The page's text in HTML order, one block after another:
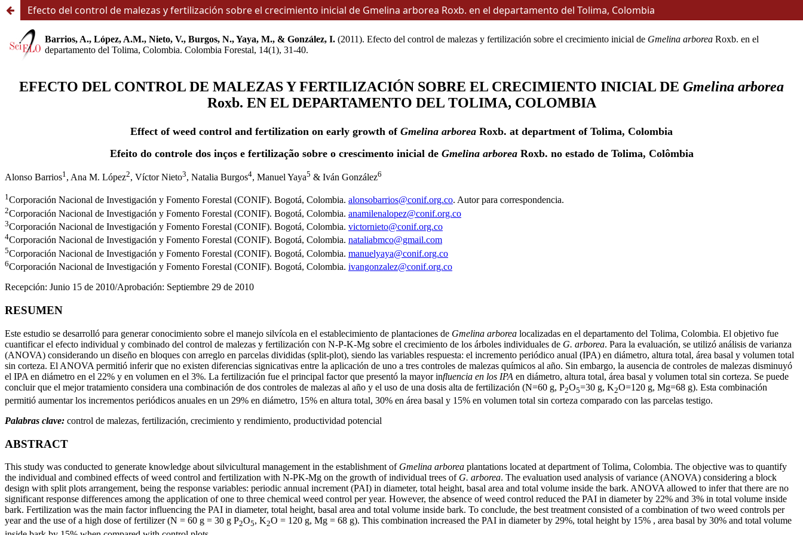
Efecto del control de malezas y fertilización sobre el crecimiento inicial de Gmelina arborea Roxb. en el departamento del Tolima, Colombia